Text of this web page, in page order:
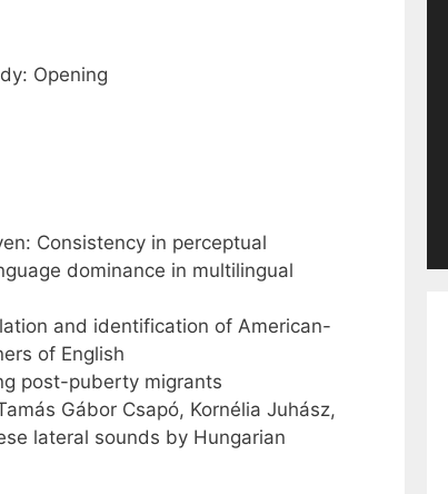
Opening
Consistency in perceptual
dominance in multilingual
and identification of American-
of English
post-puberty migrants
Gábor Csapó, Kornélia Juhász,
lateral sounds by Hungarian